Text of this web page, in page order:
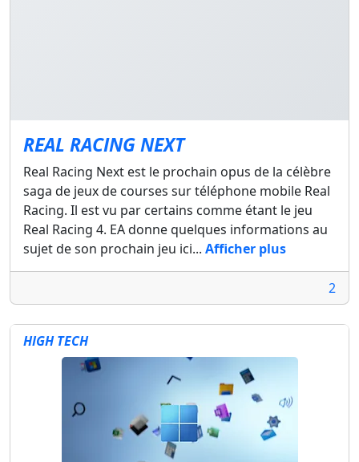
REAL RACING NEXT
Real Racing Next est le prochain opus de la célèbre
saga de jeux de courses sur téléphone mobile Real
Racing. Il est vu par certains comme étant le jeu
Real Racing 4. EA donne quelques informations au
sujet de son prochain jeu ici... Afficher plus
2
HIGH TECH